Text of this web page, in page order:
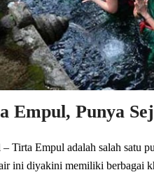
Empul, Punya
Tirta Empul adalah salah satu
ini diyakini memiliki berbagai